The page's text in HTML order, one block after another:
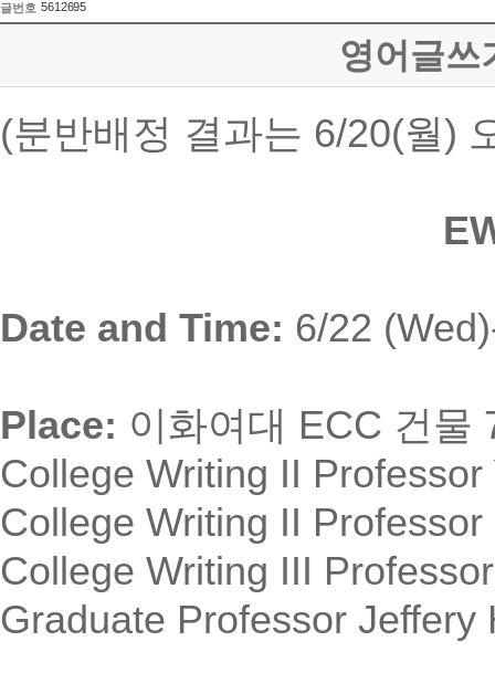
글번호 5612695
영어글쓰
(분반배정 결과는 6/20(월)
Date and Time: 6/22
Place: 이화여대 ECC 건물
College Writing II
College Writing II
College Writing III
Graduate Professor Jeffery